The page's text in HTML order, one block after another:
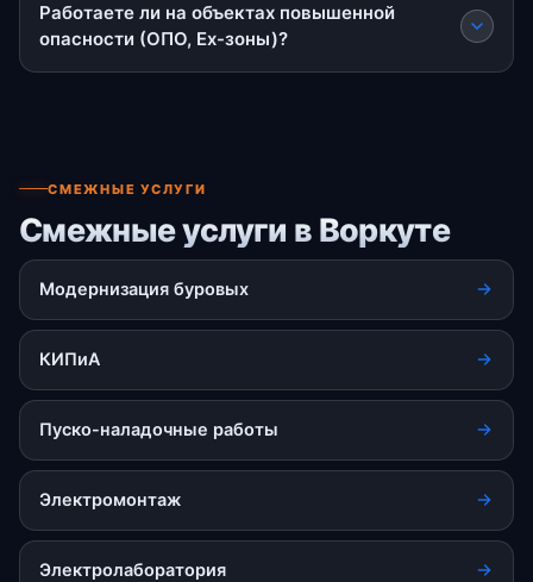
Работаете ли на объектах повышенной
опасности (ОПО, Ex-зоны)?
СМЕЖНЫЕ УСЛУГИ
Смежные услуги в Воркуте
Модернизация буровых
КИПиА
Пуско-наладочные работы
Электромонтаж
Электролаборатория